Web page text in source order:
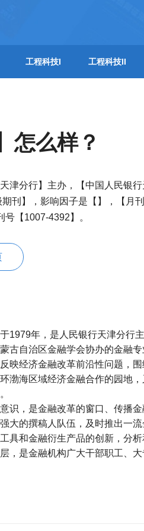
工程科技I 工程科技II
怎么样？
津分行】主办，【中国人民银
期刊】，影响因子是【】，【月
【1007-4392】。
1979年，是人民银行天津分行
古自治区金融学会协办的金融
映经济金融改革前沿性问题，
渤海区域经济金融合作的园地，
识，是金融改革的窗口、传播
大的撰稿人队伍，及时推出一
具和金融衍生产品的创新，分
，是金融机构广大干部职工、